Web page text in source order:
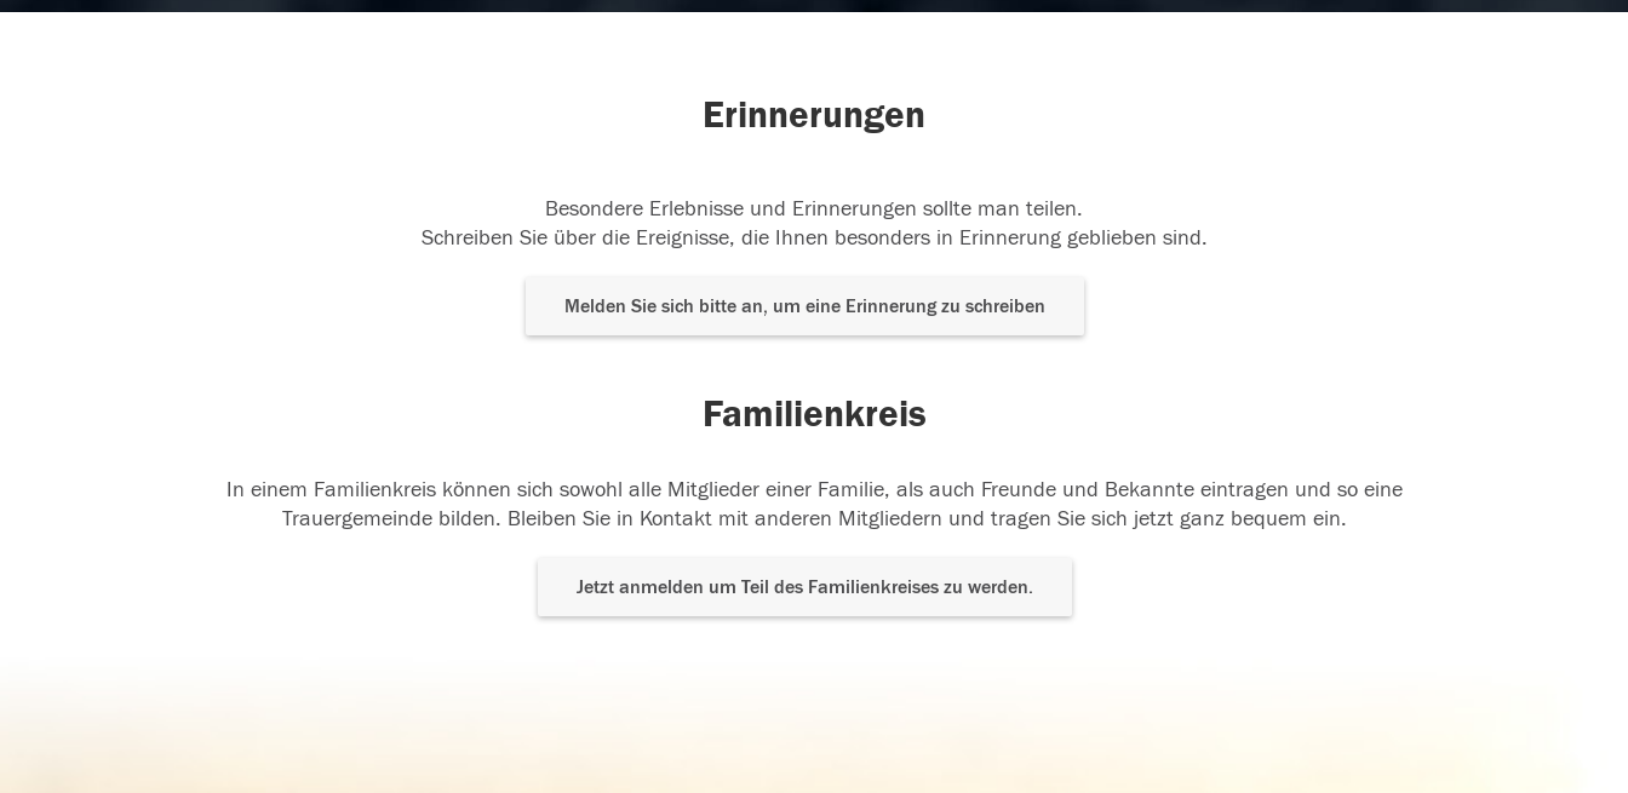
Erinnerungen
Besondere Erlebnisse und Erinnerungen sollte man teilen.
Schreiben Sie über die Ereignisse, die Ihnen besonders in Erinnerung geblieben sind.
Melden Sie sich bitte an, um eine Erinnerung zu schreiben
Familienkreis
In einem Familienkreis können sich sowohl alle Mitglieder einer Familie, als auch Freunde und Bekannte eintragen und so eine
Trauergemeinde bilden. Bleiben Sie in Kontakt mit anderen Mitgliedern und tragen Sie sich jetzt ganz bequem ein.
Jetzt anmelden um Teil des Familienkreises zu werden.